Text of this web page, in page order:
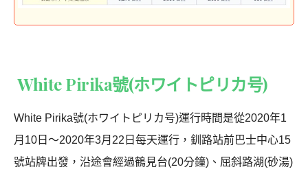
White Pirika號(ホワイトピリカ号)
White Pirika號(ホワイトピリカ号)運行時間是從2020年1
月10日～2020年3月22日每天運行，釧路站前巴士中心15
號站牌出發，沿途會經過鶴見台(20分鐘)、屈斜路湖(砂湯)